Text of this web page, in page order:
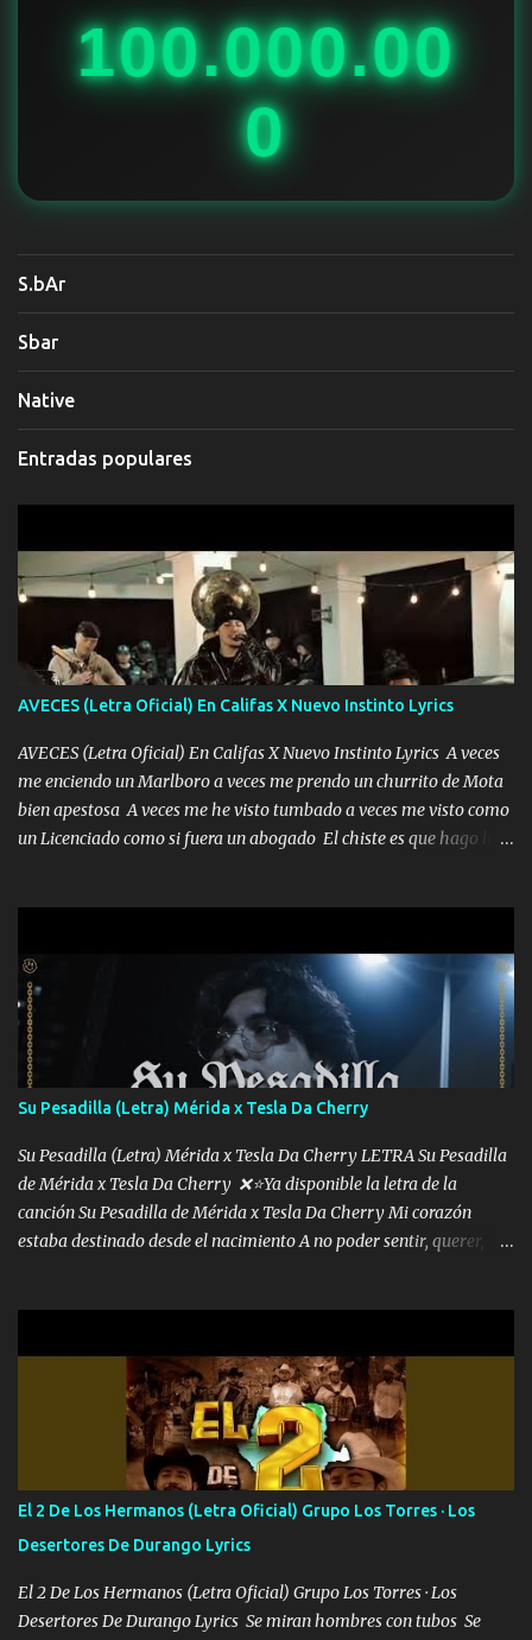
100.000.00
0
S.bAr
Sbar
Native
Entradas populares
AVECES (Letra Oficial) En Califas X Nuevo Instinto Lyrics
AVECES (Letra Oficial) En Califas X Nuevo Instinto Lyrics A veces
me enciendo un Marlboro a veces me prendo un churrito de Mota
bien apestosa A veces me he visto tumbado a veces me visto como
un Licenciado como si fuera un abogado El chiste es que hago lo
corriente no quieren verte subir de level trucha mis plebes Música
A veces me pongo un sombrero a veces me ven la cachucha de lado
con la mirada siempre en alto A veces me fajó una super o a veces
me fajó una Glock siempre armado todas las generaciones yo
traigo El chiste es que hago lo que quiero pues así soy me mandó
yo tengo el control a todos yo les paro el dedo soy hocicon un
malcriado un malandrón Que Les importa no saben nada falsas
las risas las que me miran hay gente corriente no quieren ve...
Su Pesadilla (Letra) Mérida x Tesla Da Cherry
Su Pesadilla (Letra) Mérida x Tesla Da Cherry LETRA Su Pesadilla
de Mérida x Tesla Da Cherry ❌⭐Ya disponible la letra de la
canción Su Pesadilla de Mérida x Tesla Da Cherry Mi corazón
estaba destinado desde el nacimiento A no poder sentir, querer,
algunas que no lo entiendan Porque ahora soy su pesadilla, lo sé
Soy yo la octava maravilla, no lo niegues Tengo de rodillas a otras
cien Y por más que quieran no me detienen Soy yo la mente que
más brilla, lo ves Pa' mi la vida es tan sencilla No lo entenderías en
tu vida, y está bien Porque lo que tengo nadie lo tiene Una me está
escribiendo y la otra me va a llamar Quiere que vaya a verla y que
la invite a cenar Otras más me están pidiendo que las saque a
bailar Pero es que tengo un par de conciertos más que llenar Se
mueven solo por el interés P...
El 2 De Los Hermanos (Letra Oficial) Grupo Los Torres · Los
Desertores De Durango Lyrics
El 2 De Los Hermanos (Letra Oficial) Grupo Los Torres · Los
Desertores De Durango Lyrics Se miran hombres con tubos Se